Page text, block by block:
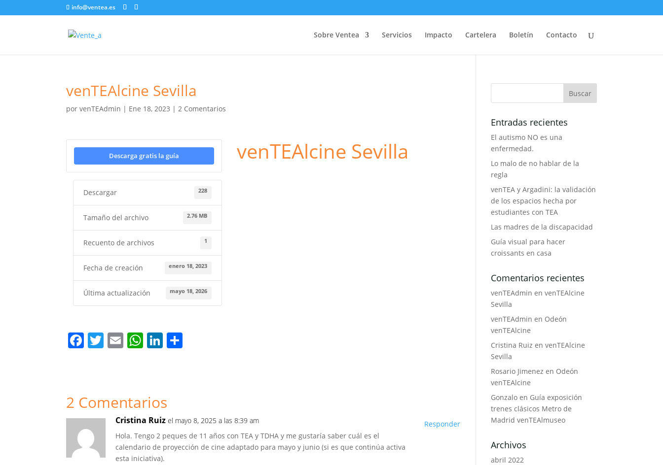
info@ventea.es
Sobre Ventea Servicios Impacto Cartelera Boletín Contacto
venTEAlcine Sevilla
porvenTEAdmin | Ene 18, 2023 |2 Comentarios
Descarga gratis la guía
Descargar 228
Tamaño del archivo 2.76 MB
Recuento de archivos 1
Fecha de creación enero 18, 2023
Última actualización mayo 18, 2026
venTEAlcine Sevilla
F
b
o
o
k
T E W
A
p
p
Li
dI
n tir
2 Comentarios
Cristina Ruiz el mayo 8, 2025 a las 8:39 am
Hola. Tengo 2 peques de 11 años con TEA y TDHA y me gustaría saber cuál es el
calendario de proyección de cine adaptado para mayo y junio (si es que continúa activa
esta iniciativa).
Responder
Entradas recientes
El autismo NO es una
enfermedad.
Lo malo de no hablar de la
regla
venTEA y Argadini: la validación
de los espacios hecha por
estudiantes con TEA
Las madres de la discapacidad
Guía visual para hacer
croissants en casa
Comentarios recientes
venTEAdmin en venTEAlcine
Sevilla
venTEAdmin en Odeón
venTEAlcine
Cristina Ruiz en venTEAlcine
Sevilla
Rosario Jimenez en Odeón
venTEAlcine
Gonzaloen Guía exposición
trenes clásicos Metro de
Madrid venTEAlmuseo
Archivos
abril 2022